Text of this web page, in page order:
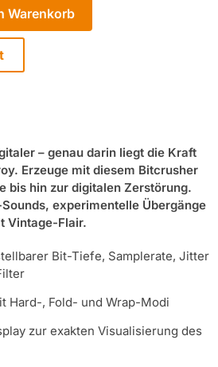
Warenkorb
– genau darin liegt die Kraft
Erzeuge mit diesem Bitcrusher
bis hin zur digitalen Zerstörung.
experimentelle Übergänge
Vintage-Flair.
Bit-Tiefe, Samplerate, Jitter
Hard-, Fold- und Wrap-Modi
zur exakten Visualisierung des